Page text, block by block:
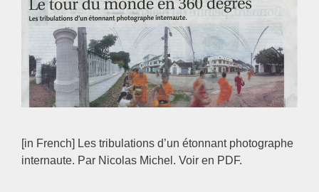
[in French] Les tribulations d’un étonnant photographe
internaute. Par Nicolas Michel. Voir en PDF.